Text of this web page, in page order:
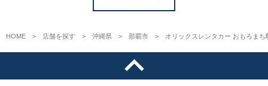
HOME 店舗を探す 沖縄県 那覇市 オリックスレンタカー おもろまち